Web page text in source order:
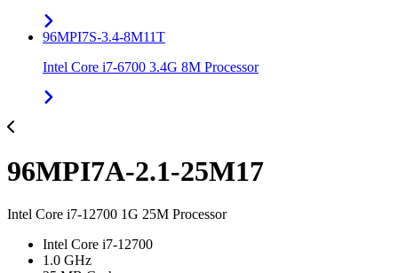
96MPI7S-3.4-8M11T
Intel Core i7-6700 3.4G 8M Processor
96MPI7A-2.1-25M17
Intel Core i7-12700 1G 25M Processor
Intel Core i7-12700
1.0 GHz